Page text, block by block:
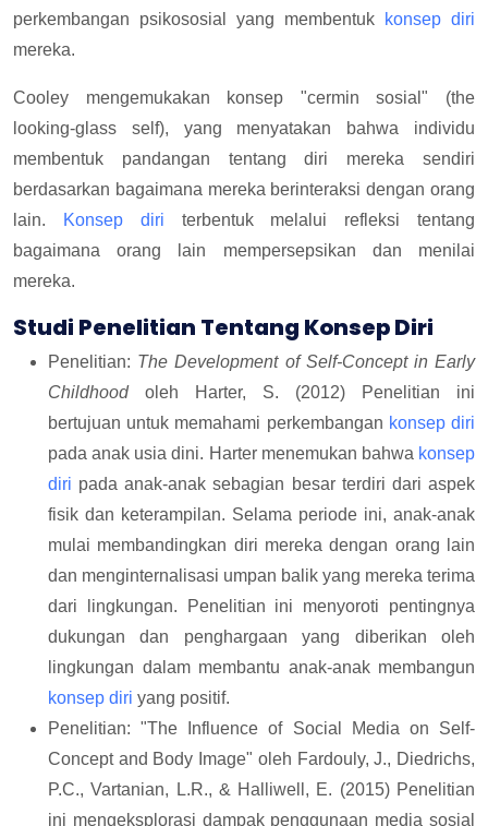
perkembangan psikososial yang membentuk
konsep diri
mereka.
Cooley mengemukakan konsep "cermin sosial" (the
looking-glass self), yang menyatakan bahwa individu
membentuk pandangan tentang diri mereka sendiri
berdasarkan bagaimana mereka berinteraksi dengan orang
lain.
Konsep diri terbentuk melalui refleksi tentang
bagaimana orang lain mempersepsikan dan menilai
mereka.
Studi Penelitian Tentang Konsep Diri
Penelitian: The Development of Self-Concept in Early
Childhood oleh Harter, S. (2012) Penelitian ini
bertujuan untuk memahami perkembangan konsep diri
pada anak usia dini. Harter menemukan bahwa konsep
diri pada anak-anak sebagian besar terdiri dari aspek
fisik dan keterampilan. Selama periode ini, anak-anak
mulai membandingkan diri mereka dengan orang lain
dan menginternalisasi umpan balik yang mereka terima
dari lingkungan. Penelitian ini menyoroti pentingnya
dukungan dan penghargaan yang diberikan oleh
lingkungan dalam membantu anak-anak membangun
konsep diri yang positif.
Penelitian: "The Influence of Social Media on Self-
Concept and Body Image" oleh Fardouly, J., Diedrichs,
P.C., Vartanian, L.R., & Halliwell, E. (2015) Penelitian
ini mengeksplorasi dampak penggunaan media sosial